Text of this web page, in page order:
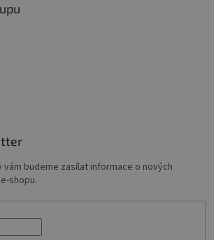
vám budeme zasílat informace o nových
shopu.